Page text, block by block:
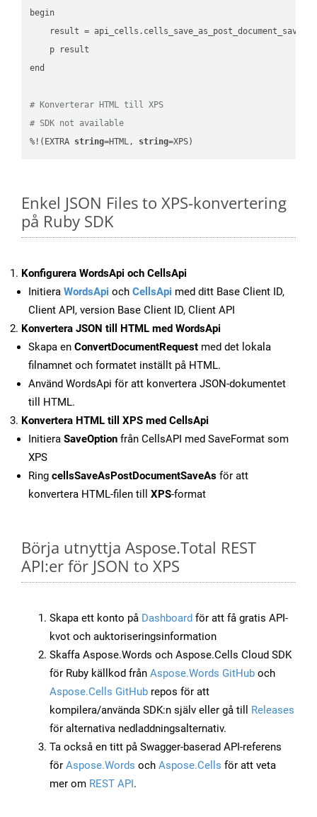
begin
result =
    p result
end
# Konverterar HTML till XPS
# SDK not available
%!(EXTRA string=HTML, string=XPS)
Enkel JSON Files to XPS-konvertering
på Ruby SDK
Konfigurera WordsApi och CellsApi
Initiera WordsApi och CellsApi med ditt Base Client ID,
Client API, version Base Client ID, Client API
Konvertera JSON till HTML med WordsApi
Skapa en ConvertDocumentRequest med det lokala
filnamnet och formatet inställt på HTML.
Använd WordsApi för att konvertera JSON-dokumentet
till HTML.
Konvertera HTML till XPS med CellsApi
Initiera SaveOption från CellsAPI med SaveFormat som
XPS
Ring cellsSaveAsPostDocumentSaveAs för att
konvertera HTML-filen till XPS-format
Börja utnyttja Aspose.Total REST
API:er för JSON to XPS
Skapa ett konto på Dashboard för att få gratis API-
kvot och auktoriseringsinformation
Skaffa Aspose.Words och Aspose.Cells Cloud SDK
för Ruby källkod från Aspose.Words GitHub och
Aspose.Cells GitHub repos för att
kompilera/använda SDK:n själv eller gå till Releases
för alternativa nedladdningsalternativ.
Ta också en titt på Swagger-baserad API-referens
för Aspose.Words och Aspose.Cells för att veta
mer om REST API.